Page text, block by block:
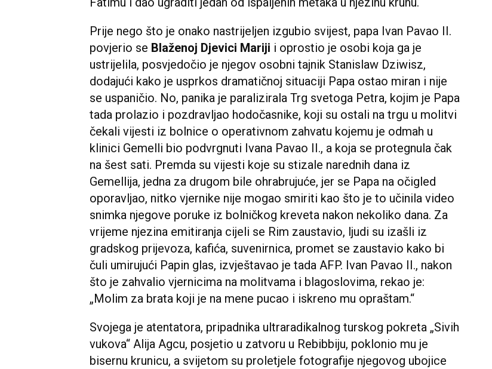
Prije nego što je onako nastrijeljen izgubio svijest, papa Ivan Pavao II.
povjerio se Blaženoj Djevici Mariji i oprostio je osobi koja ga je
ustrijelila, posvjedočio je njegov osobni tajnik Stanislaw Dziwisz,
dodajući kako je usprkos dramatičnoj situaciji Papa ostao miran i nije
se uspaničio. No, panika je paralizirala Trg svetoga Petra, kojim je Papa
tada prolazio i pozdravljao hodočasnike, koji su ostali na trgu u molitvi
čekali vijesti iz bolnice o operativnom zahvatu kojemu je odmah u
klinici Gemelli bio podvrgnuti Ivana Pavao II., a koja se protegnula čak
na šest sati. Premda su vijesti koje su stizale narednih dana iz
Gemellija, jedna za drugom bile ohrabrujuće, jer se Papa na očigled
oporavljao, nitko vjernike nije mogao smiriti kao što je to učinila video
snimka njegove poruke iz bolničkog kreveta nakon nekoliko dana. Za
vrijeme njezina emitiranja cijeli se Rim zaustavio, ljudi su izašli iz
gradskog prijevoza, kafića, suvenirnica, promet se zaustavio kako bi
čuli umirujući Papin glas, izvještavao je tada AFP. Ivan Pavao II., nakon
što je zahvalio vjernicima na molitvama i blagoslovima, rekao je:
„Molim za brata koji je na mene pucao i iskreno mu opraštam.“
Svojega je atentatora, pripadnika ultraradikalnog turskog pokreta „Sivih
vukova“ Alija Agcu, posjetio u zatvoru u Rebibbiju, poklonio mu je
bisernu krunicu, a svijetom su proletjele fotografije njegovog ubojice